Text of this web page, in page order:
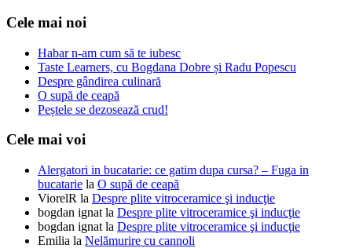
Cele mai noi
Habar n-am cum să te iubesc
Taste Learners, cu Bogdana Dobre și Radu Popescu
Despre gândirea culinară
O supă de ceapă
Peștele se dezosează crud!
Cele mai voi
Alergatori in bucatarie: ce gatim dupa cursa? – Fuga in
bucatarie la O supă de ceapă
ViorelR la Despre plite vitroceramice şi inducţie
bogdan ignat la Despre plite vitroceramice şi inducţie
bogdan ignat la Despre plite vitroceramice şi inducţie
Emilia la Nelămurire cu cannoli